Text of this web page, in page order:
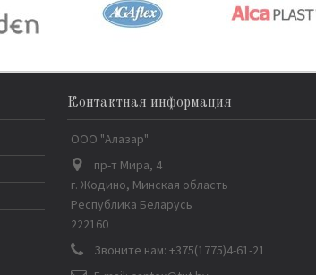
Контактная информация
ООО "Алазар"
пр-т Мира, 4
г. Жодино, Минская область
Республика Беларусь
222160
Звоните нам: +375(1775)4-61-21